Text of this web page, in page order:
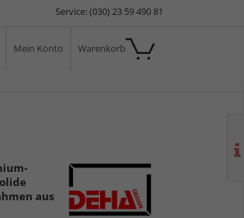
Service: (030) 23 59 490 81
Mein Konto Warenkorb
aus